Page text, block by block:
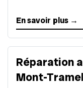
En savoir plus →
Réparation
Mont-